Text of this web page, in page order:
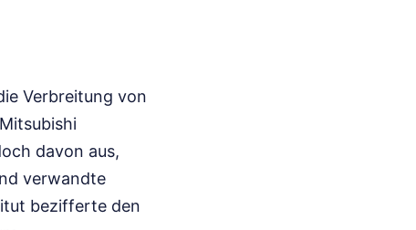
Verbreitung von
davon aus,
verwandte
bezifferte den